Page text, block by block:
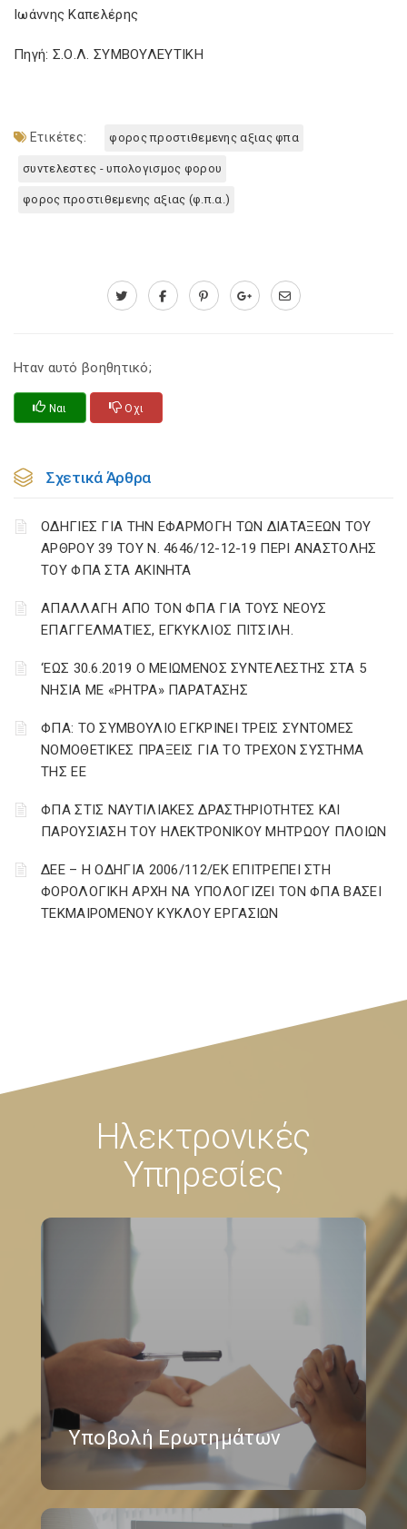
Ιωάννης Καπελέρης
Πηγή: Σ.Ο.Λ. ΣΥΜΒΟΥΛΕΥΤΙΚΗ
Ετικέτες: φορος προστιθεμενης αξιας φπα
συντελεστες - υπολογισμος φορου
φορος προστιθεμενης αξιας (φ.π.α.)
Ηταν αυτό βοηθητικό;
Ναι Οχι
Σχετικά Άρθρα
ΟΔΗΓΙΕΣ ΓΙΑ ΤΗΝ ΕΦΑΡΜΟΓΗ ΤΩΝ ΔΙΑΤΑΞΕΩΝ ΤΟΥ
ΑΡΘΡΟΥ 39 ΤΟΥ Ν. 4646/12-12-19 ΠΕΡΙ ΑΝΑΣΤΟΛΗΣ
ΤΟΥ ΦΠΑ ΣΤΑ ΑΚΙΝΗΤΑ
ΑΠΑΛΛΑΓΗ ΑΠΟ ΤΟΝ ΦΠΑ ΓΙΑ ΤΟΥΣ ΝΕΟΥΣ
ΕΠΑΓΓΕΛΜΑΤΙΕΣ, ΕΓΚΥΚΛΙΟΣ ΠΙΤΣΙΛΗ.
‘ΕΩΣ 30.6.2019 Ο ΜΕΙΩΜΕΝΟΣ ΣΥΝΤΕΛΕΣΤΗΣ ΣΤΑ 5
ΝΗΣΙΑ ΜΕ «ΡΗΤΡΑ» ΠΑΡΑΤΑΣΗΣ
ΦΠΑ: ΤΟ ΣΥΜΒΟΥΛΙΟ ΕΓΚΡΙΝΕΙ ΤΡΕΙΣ ΣΥΝΤΟΜΕΣ
ΝΟΜΟΘΕΤΙΚΕΣ ΠΡΑΞΕΙΣ ΓΙΑ ΤΟ ΤΡΕΧΟΝ ΣΥΣΤΗΜΑ
ΤΗΣ ΕΕ
ΦΠΑ ΣΤΙΣ ΝΑΥΤΙΛΙΑΚΕΣ ΔΡΑΣΤΗΡΙΟΤΗΤΕΣ ΚΑΙ
ΠΑΡΟΥΣΙΑΣΗ ΤΟΥ ΗΛΕΚΤΡΟΝΙΚΟΥ ΜΗΤΡΩΟΥ ΠΛΟΙΩΝ
ΔΕΕ – Η ΟΔΗΓΙΑ 2006/112/ΕΚ ΕΠΙΤΡΕΠΕΙ ΣΤΗ
ΦΟΡΟΛΟΓΙΚΗ ΑΡΧΗ ΝΑ ΥΠΟΛΟΓΙΖΕΙ ΤΟΝ ΦΠΑ ΒΑΣΕΙ
ΤΕΚΜΑΙΡΟΜΕΝΟΥ ΚΥΚΛΟΥ ΕΡΓΑΣΙΩΝ
Ηλεκτρονικές
Υπηρεσίες
Υποβολή Ερωτημάτων